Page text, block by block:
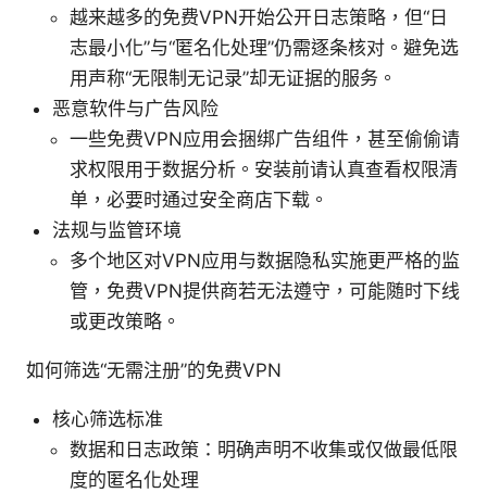
越来越多的免费VPN开始公开日志策略，但“日
志最小化”与“匿名化处理”仍需逐条核对。避免选
用声称“无限制无记录”却无证据的服务。
恶意软件与广告风险
一些免费VPN应用会捆绑广告组件，甚至偷偷请
求权限用于数据分析。安装前请认真查看权限清
单，必要时通过安全商店下载。
法规与监管环境
多个地区对VPN应用与数据隐私实施更严格的监
管，免费VPN提供商若无法遵守，可能随时下线
或更改策略。
如何筛选“无需注册”的免费VPN
核心筛选标准
数据和日志政策：明确声明不收集或仅做最低限
度的匿名化处理